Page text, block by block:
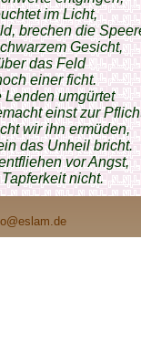
im Licht,
brechen die
Gesicht,
das Feld
einer ficht.
Lenden umgürtet
einst zur
wir ihn ermüden,
das Unheil bricht.
vor Angst,
nicht.
@eslam.de